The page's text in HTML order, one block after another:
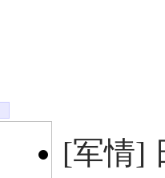
[军情]